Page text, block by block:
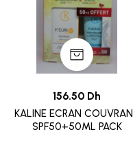
156.50 Dh
KALINE ECRAN
SPF50+50ML PACK